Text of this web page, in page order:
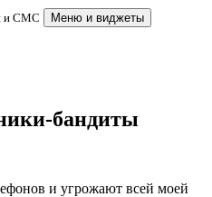
и СМС Меню и виджеты
бандиты
и угрожают всей моей